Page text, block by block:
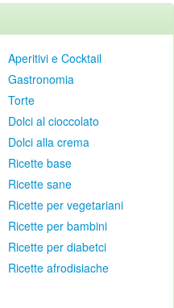
Aperitivi e Cocktail
Gastronomia
Torte
Dolci al cioccolato
Dolci alla crema
Ricette base
Ricette sane
Ricette per vegetariani
Ricette per bambini
Ricette per diabetci
Ricette afrodisiache